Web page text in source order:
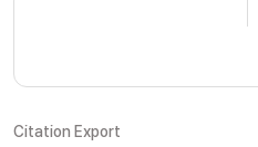
Citation Export